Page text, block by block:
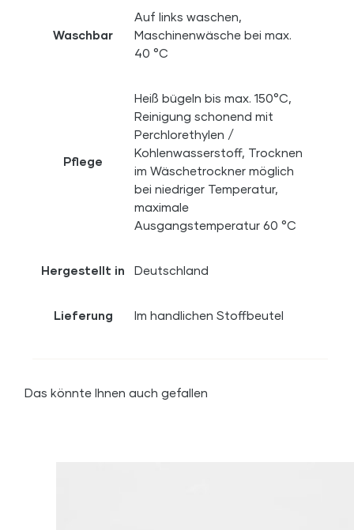
Waschbar
Auf links waschen,
Maschinenwäsche bei max.
40 °C
Pflege
Heiß bügeln bis max. 150°C,
Reinigung schonend mit
Perchlorethylen /
Kohlenwasserstoff, Trocknen
im Wäschetrockner möglich
bei niedriger Temperatur,
maximale
Ausgangstemperatur 60 °C
Hergestellt in Deutschland
Lieferung Im handlichen Stoffbeutel
Das könnte Ihnen auch gefallen